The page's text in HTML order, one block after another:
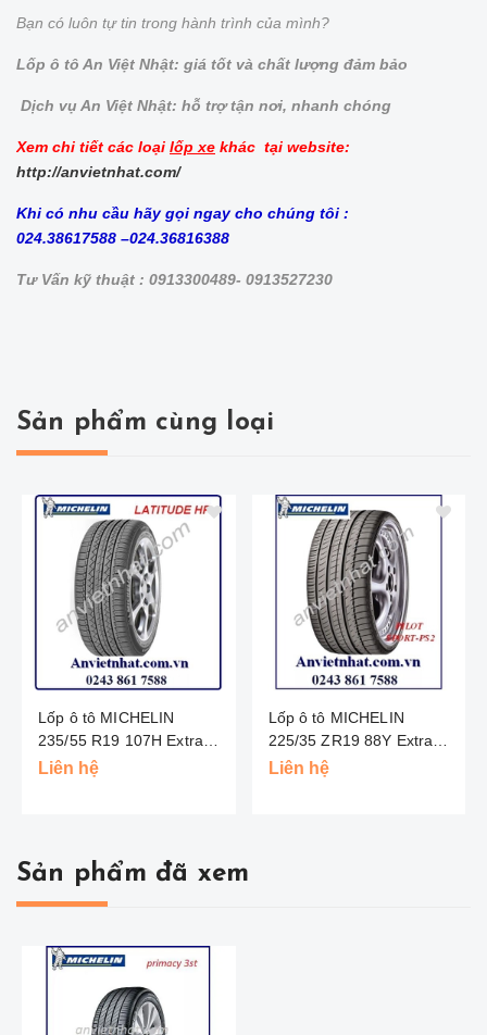
Bạn có luôn tự tin trong hành trình của mình?
Lốp ô tô An Việt Nhật: giá tốt và chất lượng đảm bảo
Dịch vụ An Việt Nhật: hỗ trợ tận nơi, nhanh chóng
Xem chi tiết các loại lốp xe khác tại website:
http://anvietnhat.com/
Khi có nhu cầu hãy gọi ngay cho chúng tôi :
024.38617588 –024.36816388
Tư Vấn kỹ thuật : 0913300489- 0913527230
Sản phẩm cùng loại
Lốp ô tô MICHELIN
235/55 R19 107H Extra
Load - Latitude Tour HP -
Liên hệ
Lốp ô tô MICHELIN
225/35 ZR19 88Y Extra
Load - Pilot Super Sport -
Liên hệ
Sản phẩm đã xem